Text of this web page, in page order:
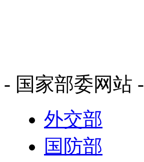
- 国家部委网站 -
外交部
国防部